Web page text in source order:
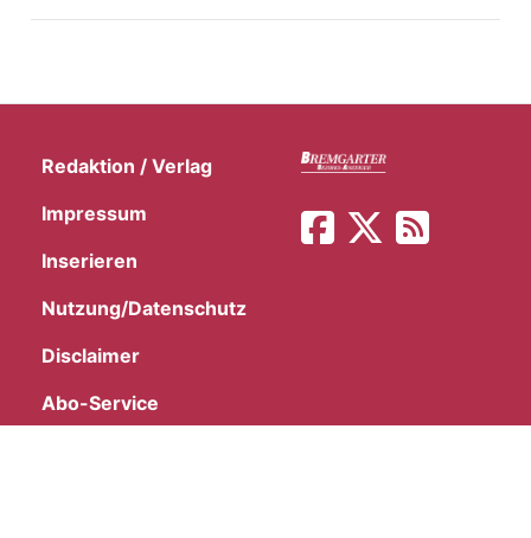
Redaktion / Verlag
Impressum
Inserieren
Nutzung/Datenschutz
Disclaimer
Abo-Service